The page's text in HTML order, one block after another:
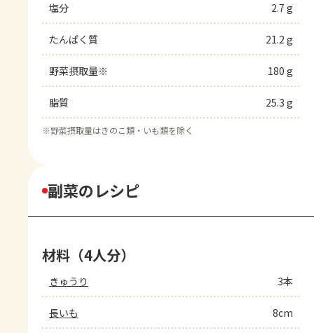
塩分 2.7 g
たんぱく質 21.2 g
野菜摂取量※ 180 g
脂質 25.3 g
※野菜摂取量はきのこ類・いも類を除く
副菜のレシピ
材料（4人分）
きゅうり 3本
長いも 8cm